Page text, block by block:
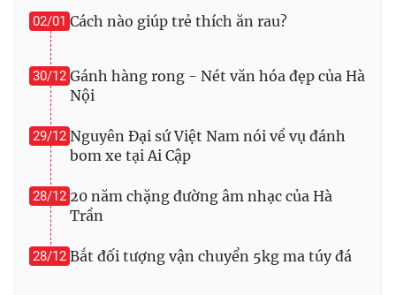
VTV Money VTV Thể thao
VTV Sức khoẻ Bất động sản
Thị trường 24h
VTV4
VTV9
Liên hệ tòa soạn English
02/01 Cách nào giúp trẻ thích ăn rau?
30/12 Gánh hàng rong - Nét văn hóa đẹp của Hà
Nội
29/12 Nguyên Đại sứ Việt Nam nói về vụ đánh
bom xe tại Ai Cập
28/12 20 năm chặng đường âm nhạc của Hà
Trần
28/12 Bắt đối tượng vận chuyển 5kg ma túy đá